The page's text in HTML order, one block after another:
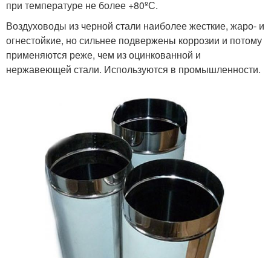
при температуре не более +80ºС.
Воздуховоды из черной стали наиболее жесткие, жаро- и
огнестойкие, но сильнее подвержены коррозии и потому
применяются реже, чем из оцинкованной и
нержавеющей стали. Используются в промышленности.